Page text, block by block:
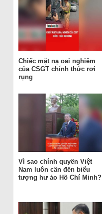
Chiếc mặt nạ oai nghiêm
của CSGT chính thức rơi
rụng
Vì sao chính quyền Việt
Nam luôn cần đến biểu
tượng hư ảo Hồ Chí Minh?